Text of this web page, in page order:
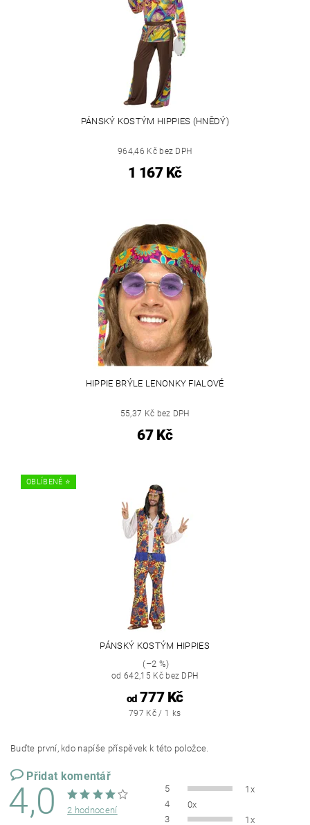
PÁNSKÝ KOSTÝM HIPPIES (HNĚDÝ)
964,46 Kč bez DPH
1 167 Kč
HIPPIE BRÝLE LENONKY FIALOVÉ
55,37 Kč bez DPH
67 Kč
OBLÍBENÉ ⭐️
PÁNSKÝ KOSTÝM HIPPIES
(–2 %)
od 642,15 Kč bez DPH
od777 Kč
797 Kč / 1 ks
Buďte první, kdo napíše příspěvek k této položce.
Přidat komentář
4,0 2 hodnocení
5
1x
4
0x
3
1x